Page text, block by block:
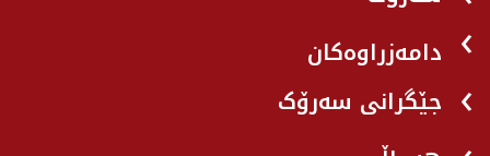
دامەزراوەکان
جێگرانی سه‌رۆک